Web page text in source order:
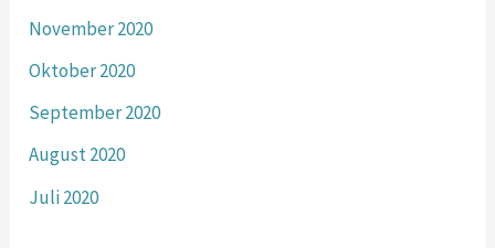
November 2020
Oktober 2020
September 2020
August 2020
Juli 2020